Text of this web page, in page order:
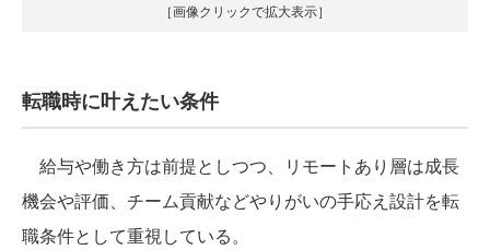
［画像クリックで拡大表示］
転職時に叶えたい条件
給与や働き方は前提としつつ、リモートあり層は成長
機会や評価、チーム貢献などやりがいの手応え設計を転
職条件として重視している。